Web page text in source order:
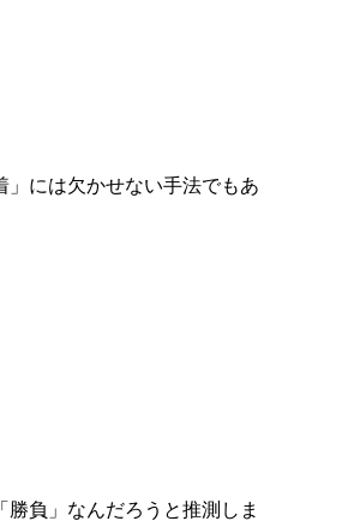
には欠かせない手法でもあ
負」なんだろうと推測しま